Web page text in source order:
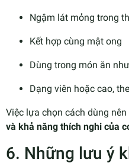
Ngậm lát mỏng trong
Kết hợp cùng mật ong
Dùng trong món ăn
Dạng viên hoặc cao,
Việc lựa chọn cách dùng nên
và khả năng thích nghi của
6. Những lưu ý